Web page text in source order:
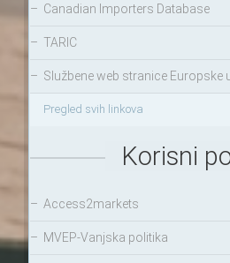
– Canadian Importers Database
– TARIC
– Službene web stranice Europske
Pregled svih linkova
Korisni
– Access2markets
– MVEP-Vanjska politika